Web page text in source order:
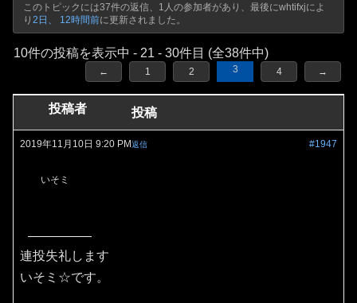
このトピックには37件の返信、1人の参加者があり、最後にwhtifxjによ
り 2日、 12時間前に更新されました。
10件の投稿を表示中 - 21 - 30件目 (全38件中)
← 1 2 3 4 →
投稿者 投稿
2019年11月10日 9:20 PM #1947
返信
いそミ
連投失礼します
いそミ☆です。